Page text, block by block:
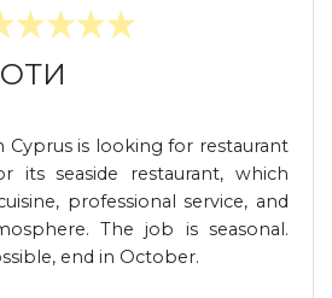
Cyprus is looking for restaurant
its seaside restaurant, which
professional service, and
The job is seasonal.
end in October.